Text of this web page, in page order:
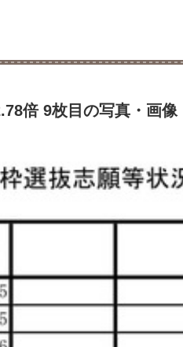
倍 9枚目の写真・画像